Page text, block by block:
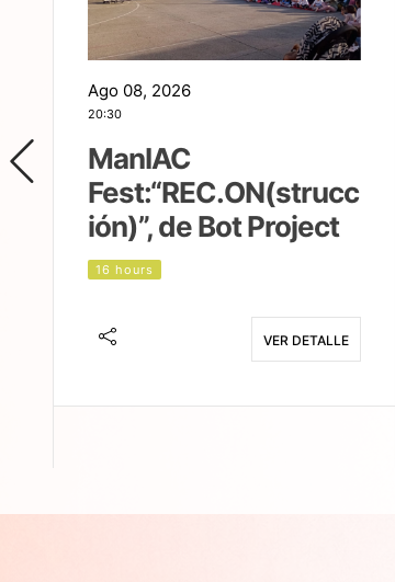
Ago 08, 2026
20:30
ManIAC
Fest:“REC.ON(strucc
ión)”, de Bot Project
16 hours
VER DETALLE